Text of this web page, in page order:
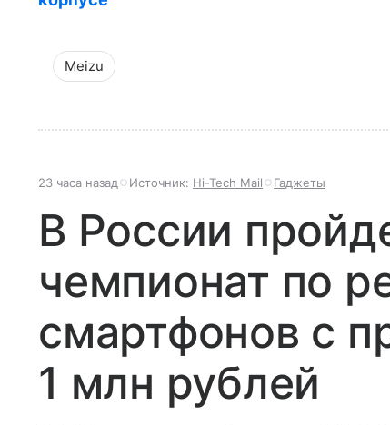
Meizu
23 часа назад Источник: Hi-Tech Mail Гаджеты
В России
чемпионат по
смартфонов с
1 млн рублей